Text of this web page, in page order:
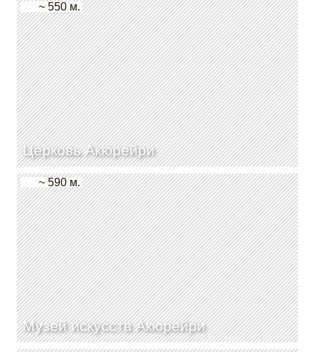
Церковь Акюрейри
~ 550 м.
Музей искусств Акюрейри
~ 590 м.